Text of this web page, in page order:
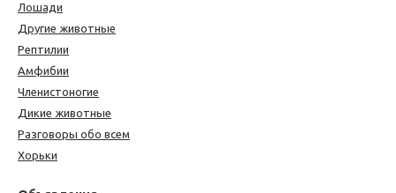
Лошади
Другие животные
Рептилии
Амфибии
Членистоногие
Дикие животные
Разговоры обо всем
Хорьки